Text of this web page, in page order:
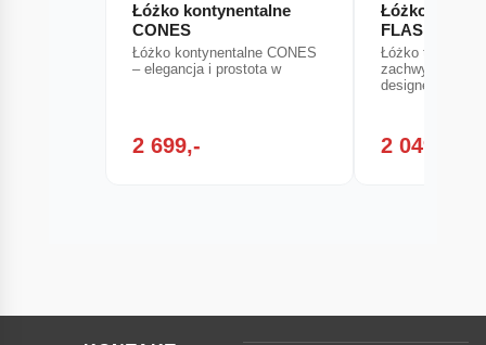
Łóżko kontynentalne
CONES
Łóżko kontynentalne CONES
– elegancja i prostota w
2 699,-
Łóżko
FLASH
Łóżko
zachwyca
designem, który
2 049,-